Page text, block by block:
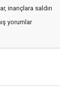
inançlara saldırı
yorumlar